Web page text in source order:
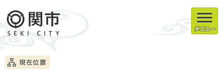
メニュー
現在位置